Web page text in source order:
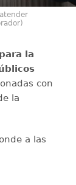
la
con
la
a las